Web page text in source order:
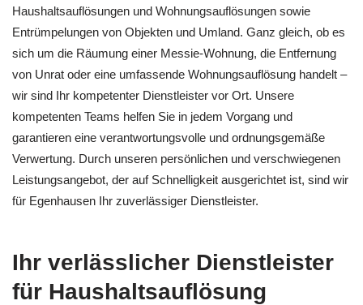
Haushaltsauflösungen und Wohnungsauflösungen sowie
Entrümpelungen von Objekten und Umland. Ganz gleich, ob es
sich um die Räumung einer Messie-Wohnung, die Entfernung
von Unrat oder eine umfassende Wohnungsauflösung handelt –
wir sind Ihr kompetenter Dienstleister vor Ort. Unsere
kompetenten Teams helfen Sie in jedem Vorgang und
garantieren eine verantwortungsvolle und ordnungsgemäße
Verwertung. Durch unseren persönlichen und verschwiegenen
Leistungsangebot, der auf Schnelligkeit ausgerichtet ist, sind wir
für Egenhausen Ihr zuverlässiger Dienstleister.
Ihr verlässlicher Dienstleister
für Haushaltsauflösung